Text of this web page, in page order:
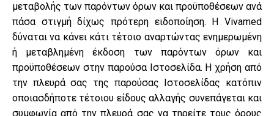
μεταβολής των παρόντων όρων και προϋποθέσεων ανά
πάσα στιγμή δίχως πρότερη ειδοποίηση. Η Vivamed
δύναται να κάνει κάτι τέτοιο αναρτώντας ενημερωμένη
ή μεταβλημένη έκδοση των παρόντων όρων και
προϋποθέσεων στην παρούσα Ιστοσελίδα. Η χρήση από
την πλευρά σας της παρούσας Ιστοσελίδας κατόπιν
οποιασδήποτε τέτοιου είδους αλλαγής συνεπάγεται και
συμφωνία από την πλευρά σας να τηρείτε τους όρους